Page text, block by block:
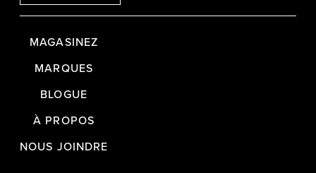
MAGASINEZ
MARQUES
BLOGUE
À PROPOS
NOUS JOINDRE